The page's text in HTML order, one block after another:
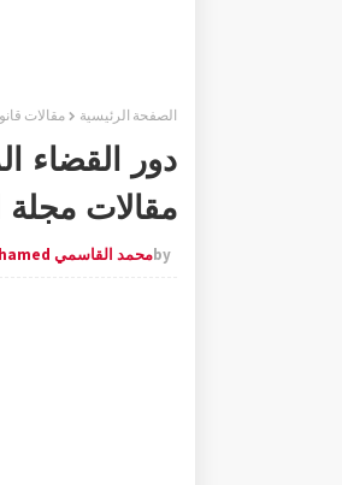
الصفحة الرئيسية مقالات
دور القضاء
مقالات
byمحمد القاسمي Al kacimi Mohamed